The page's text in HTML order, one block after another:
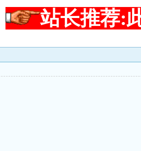
站长推荐: